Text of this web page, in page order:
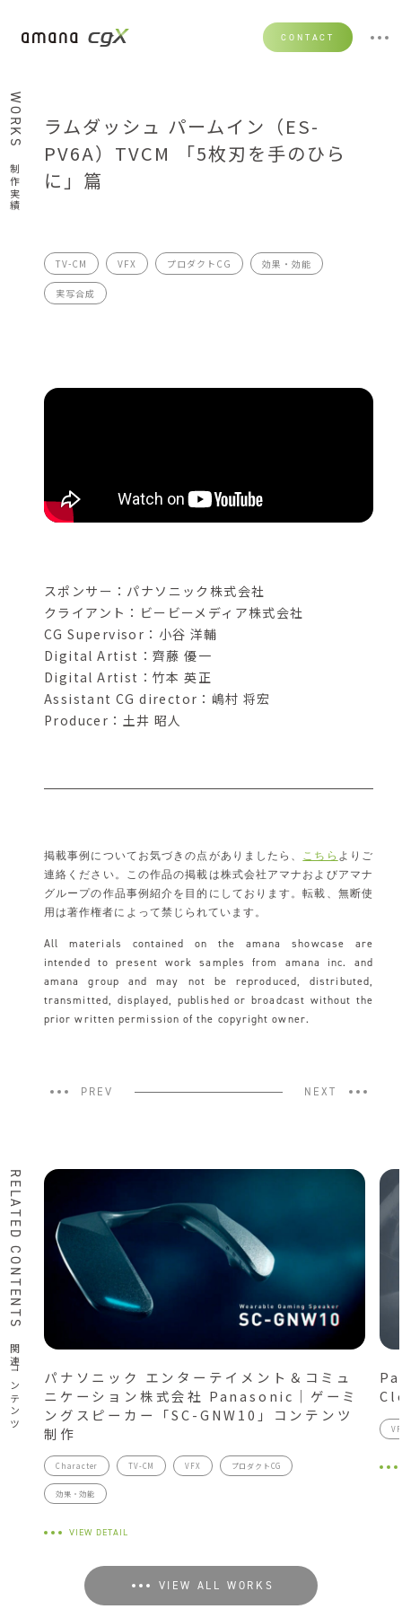
CONTACT
WORKS
制作実績
ラムダッシュ パームイン（ES-
PV6A）TVCM 「5枚刃を手のひら
に」篇
TV-CM VFX プロダクトCG 効果・効能
実写合成
スポンサー：パナソニック株式会社
クライアント：ビービーメディア株式会社
CG Supervisor：小谷 洋輔
Digital Artist：齊藤 優一
Digital Artist：竹本 英正
Assistant CG director：嶋村 将宏
Producer：土井 昭人
掲載事例についてお気づきの点がありましたら、 こちら よりご
連絡ください。この作品の掲載は株式会社アマナおよびアマナ
グループの作品事例紹介を目的にしております。転載、無断使
用は著作権者によって禁じられています。
All materials contained on the amana showcase are
intended to present work samples from amana inc. and
amana group and may not be reproduced, distributed,
transmitted, displayed, published or broadcast without the
prior written permission of the copyright owner.
PREV NEXT
RELATED CONTENTS
関連コンテンツ
パナソニック エンターテイメント＆コミュ
ニケーション株式会社 Panasonic｜ゲーミ
ングスピーカー「SC-GNW10」コンテンツ
制作
Character TV-CM VFX プロダクトCG
効果・効能
VIEW DETAIL
VIEW ALL WORKS